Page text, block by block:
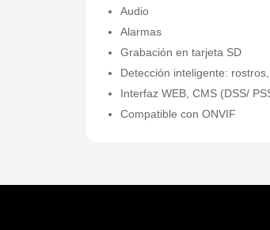
Audio
Alarmas
Grabación en tarjeta SD
Detección inteligente:
Interfaz WEB, CMS (DSS/
Compatible con ONVIF